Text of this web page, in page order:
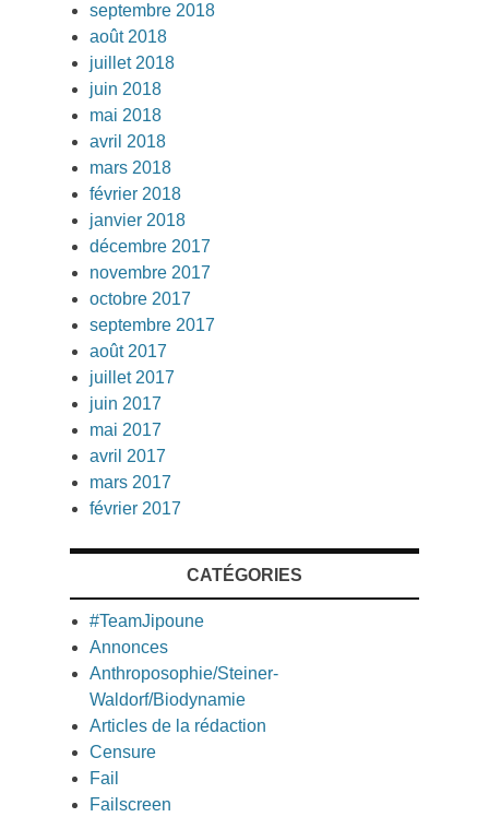
septembre 2018
août 2018
juillet 2018
juin 2018
mai 2018
avril 2018
mars 2018
février 2018
janvier 2018
décembre 2017
novembre 2017
octobre 2017
septembre 2017
août 2017
juillet 2017
juin 2017
mai 2017
avril 2017
mars 2017
février 2017
CATÉGORIES
#TeamJipoune
Annonces
Anthroposophie/Steiner-
Waldorf/Biodynamie
Articles de la rédaction
Censure
Fail
Failscreen